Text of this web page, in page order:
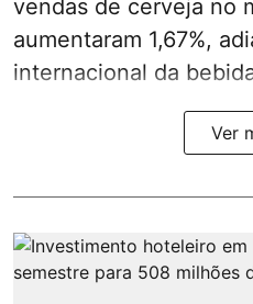
vendas de cerveja no
aumentaram 1,67%,
internacional da
Ver